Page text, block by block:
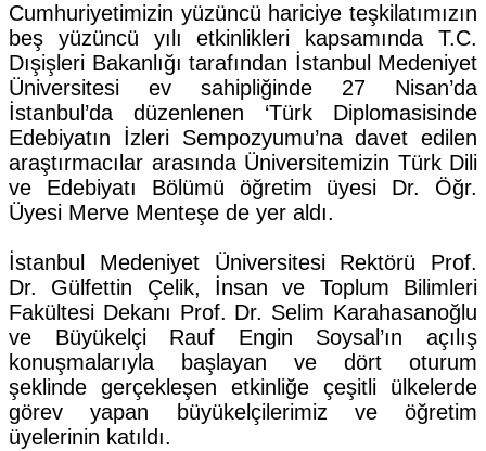
Cumhuriyetimizin yüzüncü hariciye teşkilatımızın
beş yüzüncü yılı etkinlikleri kapsamında T.C.
Dışişleri Bakanlığı tarafından İstanbul Medeniyet
Üniversitesi ev sahipliğinde 27 Nisan’da
İstanbul’da düzenlenen ‘Türk Diplomasisinde
Edebiyatın İzleri Sempozyumu’na davet edilen
araştırmacılar arasında Üniversitemizin Türk Dili
ve Edebiyatı Bölümü öğretim üyesi Dr. Öğr.
Üyesi Merve Menteşe de yer aldı.
İstanbul Medeniyet Üniversitesi Rektörü Prof.
Dr. Gülfettin Çelik, İnsan ve Toplum Bilimleri
Fakültesi Dekanı Prof. Dr. Selim Karahasanoğlu
ve Büyükelçi Rauf Engin Soysal’ın açılış
konuşmalarıyla başlayan ve dört oturum
şeklinde gerçekleşen etkinliğe çeşitli ülkelerde
görev yapan büyükelçilerimiz ve öğretim
üyelerinin katıldı.